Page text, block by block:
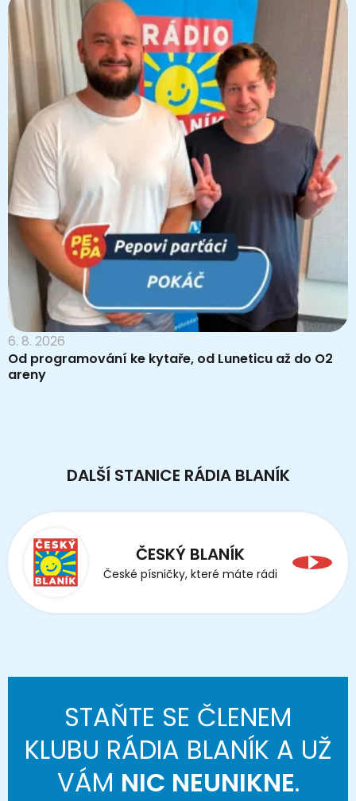
6. 8. 2026
Od programování ke kytaře, od Luneticu až do O2
areny
DALŠÍ STANICE RÁDIA BLANÍK
ČESKÝ BLANÍK
České písničky, které máte rádi
STAŇTE SE ČLENEM
KLUBU RÁDIA BLANÍK A UŽ
VÁM NIC NEUNIKNE.